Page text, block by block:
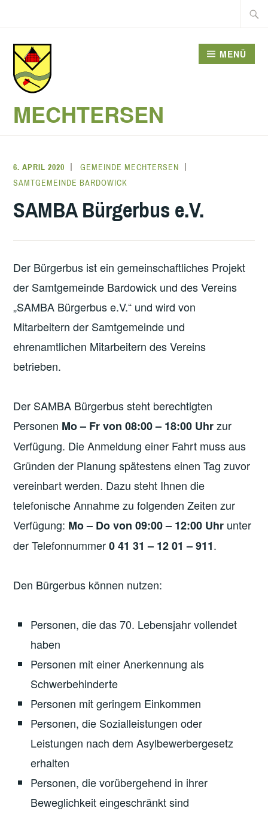
springen
Suche
MECHTERSEN
MENÜ
6. APRIL 2020
GEMEINDE MECHTERSEN
SAMTGEMEINDE BARDOWICK
SAMBA Bürgerbus e.V.
Der Bürgerbus ist ein gemeinschaftliches Projekt
der Samtgemeinde Bardowick und des Vereins
„SAMBA Bürgerbus e.V.“ und wird von
Mitarbeitern der Samtgemeinde und
ehrenamtlichen Mitarbeitern des Vereins
betrieben.
Der SAMBA Bürgerbus steht berechtigten
Personen Mo – Fr von 08:00 – 18:00 Uhrzur
Verfügung. Die Anmeldung einer Fahrt muss aus
Gründen der Planung spätestens einen Tag zuvor
vereinbart werden. Dazu steht Ihnen die
telefonische Annahme zu folgenden Zeiten zur
Verfügung: Mo – Do von 09:00 – 12:00 Uhr unter
der Telefonnummer0 41 31 – 12 01 – 911.
Den Bürgerbus können nutzen:
Personen, die das 70. Lebensjahr vollendet
haben
Personen mit einer Anerkennung als
Schwerbehinderte
Personen mit geringem Einkommen
Personen, die Sozialleistungen oder
Leistungen nach dem Asylbewerbergesetz
erhalten
Personen, die vorübergehend in ihrer
Beweglichkeit eingeschränkt sind